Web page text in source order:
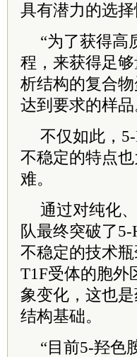
具有潜力的选择
“为了获得高
程，来获得足
析结构的复合
达到要求的样品
不仅如此，
不稳定的特点
难。
通过对纯化
队最终突破了
不稳定的技术
T1F受体的胞外
象变化，这也
结构基础。
“目前5-羟色